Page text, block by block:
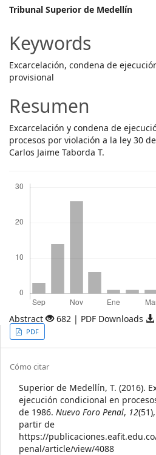
Main
Article
Content
Tribunal Superior de Medellín
Keywords
Excarcelación, condena de
provisional
Resumen
Excarcelación y condena de
procesos por violación a la ley 30
Carlos Jaime Taborda T.
Abstract 682 | PDF Downloads
Article
Sidebar
PDF
Article
Details
Cómo citar
Superior de Medellín, T. (2016).
ejecución condicional en
de 1986. Nuevo Foro Penal, 12
partir de
https://
penal/article/view/4088